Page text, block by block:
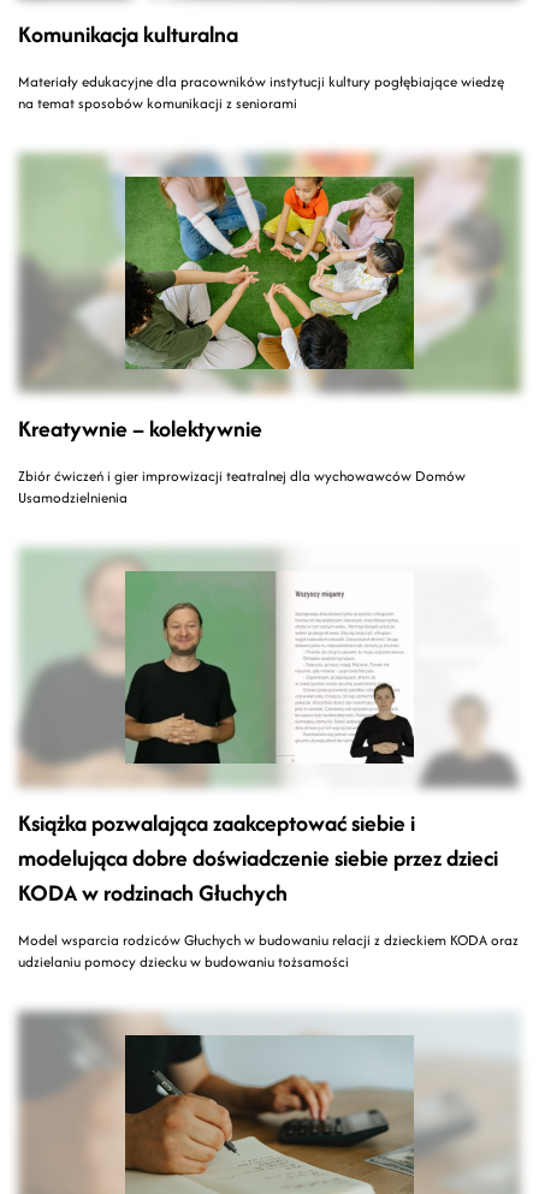
Komunikacja kulturalna
Materiały edukacyjne dla pracowników instytucji kultury pogłębiające wiedzę
na temat sposobów komunikacji z seniorami
Kreatywnie – kolektywnie
Zbiór ćwiczeń i gier improwizacji teatralnej dla wychowawców Domów
Usamodzielnienia
Książka pozwalająca zaakceptować siebie i
modelująca dobre doświadczenie siebie przez dzieci
KODA w rodzinach Głuchych
Model wsparcia rodziców Głuchych w budowaniu relacji z dzieckiem KODA oraz
udzielaniu pomocy dziecku w budowaniu tożsamości